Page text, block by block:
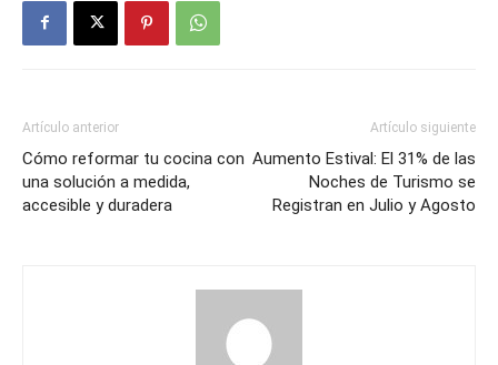
Artículo anterior
Cómo reformar tu cocina con
una solución a medida,
accesible y duradera
Artículo siguiente
Aumento Estival: El 31% de las
Noches de Turismo se
Registran en Julio y Agosto